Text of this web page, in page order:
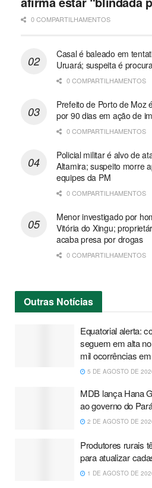
0 COMPARTILHAMENTOS
Casal é baleado em
Uruará; suspeita é
0 COMPARTILHAMENTOS
Prefeito de Porto de Moz
por 90 dias em ação de
0 COMPARTILHAMENTOS
Policial militar é alvo de
Altamira; suspeito morre
equipes da PM
0 COMPARTILHAMENTOS
Menor investigado por
Vitória do Xingu;
acaba presa por drogas
0 COMPARTILHAMENTOS
Outras Notícias
Equatorial alerta:
seguem em alta
mil ocorrências
5 DE AGOSTO DE
MDB lança Hana
ao governo do
2 DE AGOSTO DE
Produtores rurais
para atualizar
1 DE AGOSTO DE